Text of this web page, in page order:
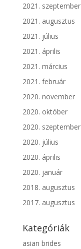
2021. szeptember
2021. augusztus
2021. július
2021. április
2021. március
2021. február
2020. november
2020. október
2020. szeptember
2020. július
2020. április
2020. január
2018. augusztus
2017. augusztus
Kategóriák
asian brides